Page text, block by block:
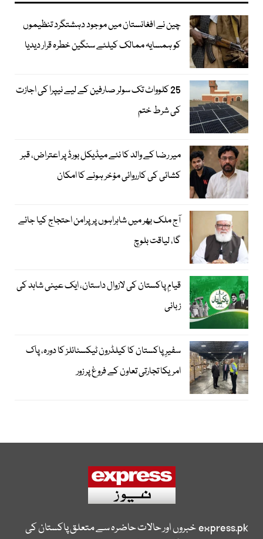
چین نے افغانستان میں موجود دہشتگرد تنظیموں
کو ہمسایہ ممالک کیلئے سنگین خطرہ قرار دیدیا
25 کلوواٹ تک سولر صارفین کے لیے نیپرا کی اجازت
کی شرط ختم
میر رضا کے والد کا نئے میڈیکل بورڈ پر اعتراض، قبر
کشائی کی کارروائی مؤخر ہونے کا امکان
آج ملک بھر میں شاہراہوں پر پرامن احتجاج کیا جائے
گا، لیاقت بلوچ
قیامِ پاکستان کی لازوال داستان، ایک عینی شاہد کی
زبانی
سفیرِ پاکستان کا کیلڈرون ٹیکسٹائلز کا دورہ، پاک
امریکا تجارتی تعاون کے فروغ پر زور
express.pkخبروں اور حالات حاضرہ سے متعلق پاکستان کی